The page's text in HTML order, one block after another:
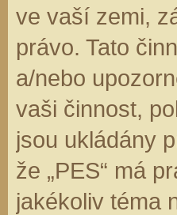
ve vaší zemi,
právo. Tato
a/nebo
vaši činnost,
jsou ukládány
že „PES“ má
jakékoliv téma